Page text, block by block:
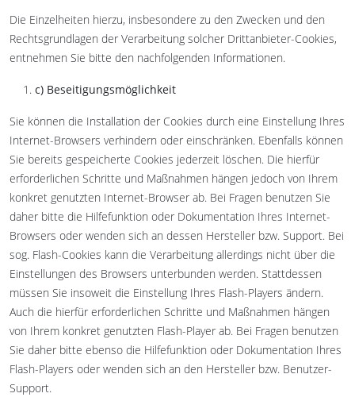
Die Einzelheiten hierzu, insbesondere zu den Zwecken und den
Rechtsgrundlagen der Verarbeitung solcher Drittanbieter-Cookies,
entnehmen Sie bitte den nachfolgenden Informationen.
c) Beseitigungsmöglichkeit
Sie können die Installation der Cookies durch eine Einstellung Ihres
Internet-Browsers verhindern oder einschränken. Ebenfalls können
Sie bereits gespeicherte Cookies jederzeit löschen. Die hierfür
erforderlichen Schritte und Maßnahmen hängen jedoch von Ihrem
konkret genutzten Internet-Browser ab. Bei Fragen benutzen Sie
daher bitte die Hilfefunktion oder Dokumentation Ihres Internet-
Browsers oder wenden sich an dessen Hersteller bzw. Support. Bei
sog. Flash-Cookies kann die Verarbeitung allerdings nicht über die
Einstellungen des Browsers unterbunden werden. Stattdessen
müssen Sie insoweit die Einstellung Ihres Flash-Players ändern.
Auch die hierfür erforderlichen Schritte und Maßnahmen hängen
von Ihrem konkret genutzten Flash-Player ab. Bei Fragen benutzen
Sie daher bitte ebenso die Hilfefunktion oder Dokumentation Ihres
Flash-Players oder wenden sich an den Hersteller bzw. Benutzer-
Support.